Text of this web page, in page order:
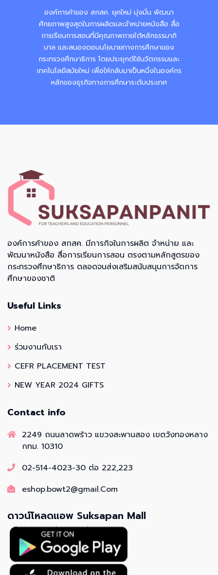
องค์การค้าของ สกสค. ยุคใหม่ มุ่งมั่น พัฒนา
ศักยภาพสูงสุดในการผลิตและจำหน่ายหนังสือ สื่อ
การเรียนการสอนที่มีคุณภาพภายใต้หลักธรรมาภิ
บาล และสนองตอบนโยบายทางการศึกษาของ
กระทรวงศึกษาธิการ โดยประยุกต์ใช้นวัตกรรมและ
เทคโนโลยีสมัยใหม่ เพื่อให้กลับมาเป็นหนึ่งในองค์กร
หลักของธุรกิจทางการศึกษาระดับประเทศ
องค์การค้าของ สกสค. มีภารกิจในการผลิต จำหน่าย และ
พัฒนาหนังสือ สื่อการเรียนการสอน ตรงตามหลักสูตรของ
กระทรวงศึกษาธิการ ตลอดจนส่งเสริมสนับสนุนการจัดการ
ศึกษาของชาติ
Useful Links
Home
ร่วมงานกับเรา
CEFR PLACEMENT TEST
NEW YEAR 2024 GIFTS
Contact info
2249 ถนนลาดพร้าว แขวงสะพานสอง เขตวังทองหลาง
กทม. 10310
02-514-4023-30 ต่อ 222,223
eshop.bowt2@gmail.Com
ดาวน์โหลดแอพ Suksapan Mall